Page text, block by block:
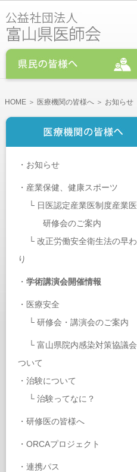
HOME ＞ 医療機関の皆様へ ＞ お知らせ
・ お知らせ
・ 産業保健、健康スポーツ
└ 日医認定産業医制度産業
研修会のご案内
└ 改正労働安全衛生法の早
り
・ 学術講演会開催情報
・ 医療安全
└ 研修会・講演会のご案内
└ 富山県院内感染対策協議
ついて
・ 治験について
└ 治験ってなに？
・ 研修医の皆様へ
・ ORCAプロジェクト
・ 連携パス